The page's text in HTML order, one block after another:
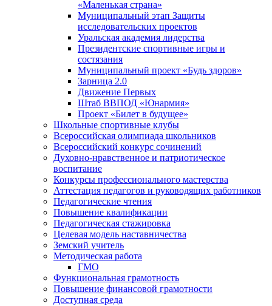
«Маленькая страна»
Муниципальный этап Защиты
исследовательских проектов
Уральская академия лидерства
Президентские спортивные игры и
состязания
Муниципальный проект «Будь здоров»
Зарница 2.0
Движение Первых
Штаб ВВПОД «Юнармия»
Проект «Билет в будущее»
Школьные спортивные клубы
Всероссийская олимпиада школьников
Всероссийский конкурс сочинений
Духовно-нравственное и патриотическое
воспитание
Конкурсы профессионального мастерства
Аттестация педагогов и руководящих работников
Педагогические чтения
Повышение квалификации
Педагогическая стажировка
Целевая модель наставничества
Земский учитель
Методическая работа
ГМО
Функциональная грамотность
Повышение финансовой грамотности
Доступная среда